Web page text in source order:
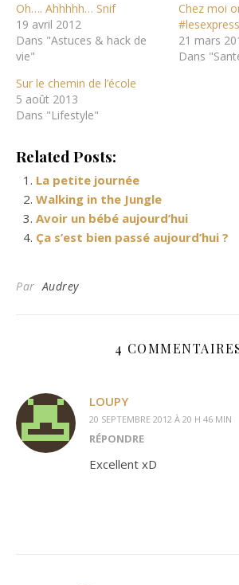
Oh…. Ahhhhh… Snif
19 avril 2012
Dans "Astuces & hack de
vie"
Chez moi
21 mars
Dans
Sur le chemin de l’école
5 août 2013
Dans "Lifestyle"
Related Posts:
La petite journée
Walking in the Jungle
Avoir un bébé aujourd’hui
Ça s’est bien passé aujourd’hui ?
ParAudrey
4
LOUPY
20 SEPTEMBRE 2012 À 20 H 46 MIN
RÉPONDRE
Excellent xD